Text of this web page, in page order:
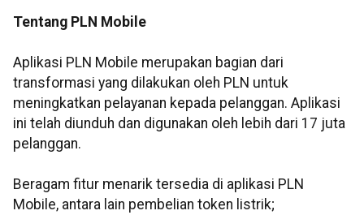
Tentang PLN Mobile
Aplikasi PLN Mobile merupakan bagian dari
transformasi yang dilakukan oleh PLN untuk
meningkatkan pelayanan kepada pelanggan. Aplikasi
ini telah diunduh dan digunakan oleh lebih dari 17 juta
pelanggan.
Beragam fitur menarik tersedia di aplikasi PLN
Mobile, antara lain pembelian token listrik;